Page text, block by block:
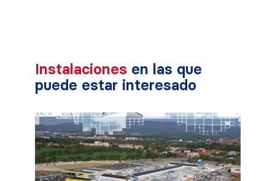
Instalaciones en las que
puede estar interesado